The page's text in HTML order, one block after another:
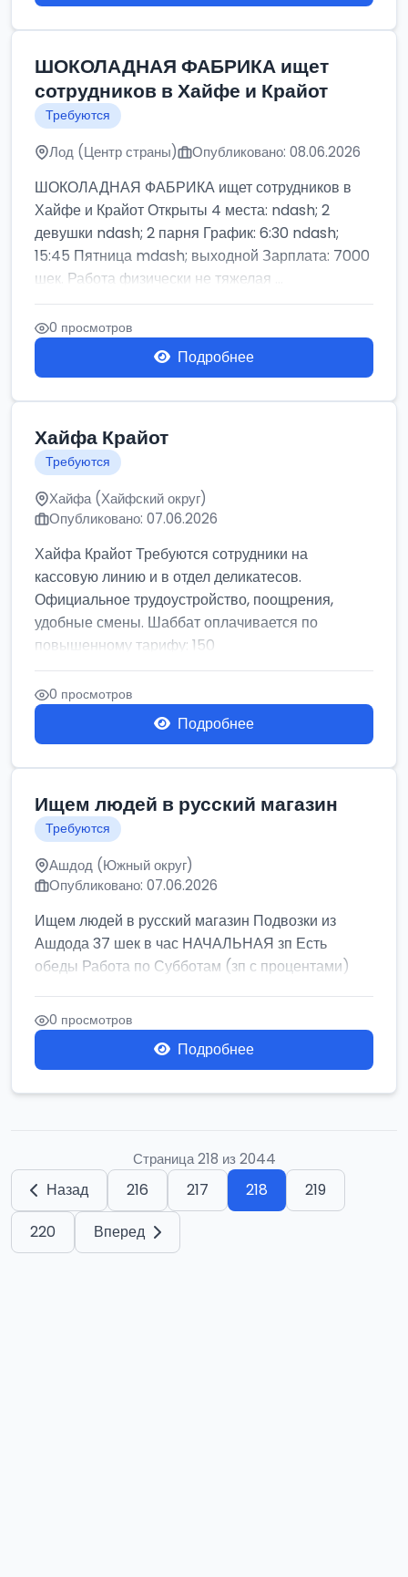
ШОКОЛАДНАЯ ФАБРИКА ищет
сотрудников в Хайфе и Крайот
Требуются
Лод (Центр страны) Опубликовано: 08.06.2026
ШОКОЛАДНАЯ ФАБРИКА ищет сотрудников в
Хайфе и Крайот Открыты 4 места: ndash; 2
девушки ndash; 2 парня График: 6:30 ndash;
15:45 Пятница mdash; выходной Зарплата: 7000
шек. Работа физически не тяжелая ...
0 просмотров
Подробнее
Хайфа Крайот
Требуются
Хайфа (Хайфский округ)
Опубликовано: 07.06.2026
Хайфа Крайот Требуются сотрудники на
кассовую линию и в отдел деликатесов.
Официальное трудоустройство, поощрения,
удобные смены. Шаббат оплачивается по
повышенному тарифу: 150
0 просмотров
Подробнее
Ищем людей в русский магазин
Требуются
Ашдод (Южный округ)
Опубликовано: 07.06.2026
Ищем людей в русский магазин Подвозки из
Ашдода 37 шек в час НАЧАЛЬНАЯ зп Есть
обеды Работа по Субботам (зп с процентами)
0 просмотров
Подробнее
Страница 218 из 2044
Назад 216 217 218
219
220
Вперед